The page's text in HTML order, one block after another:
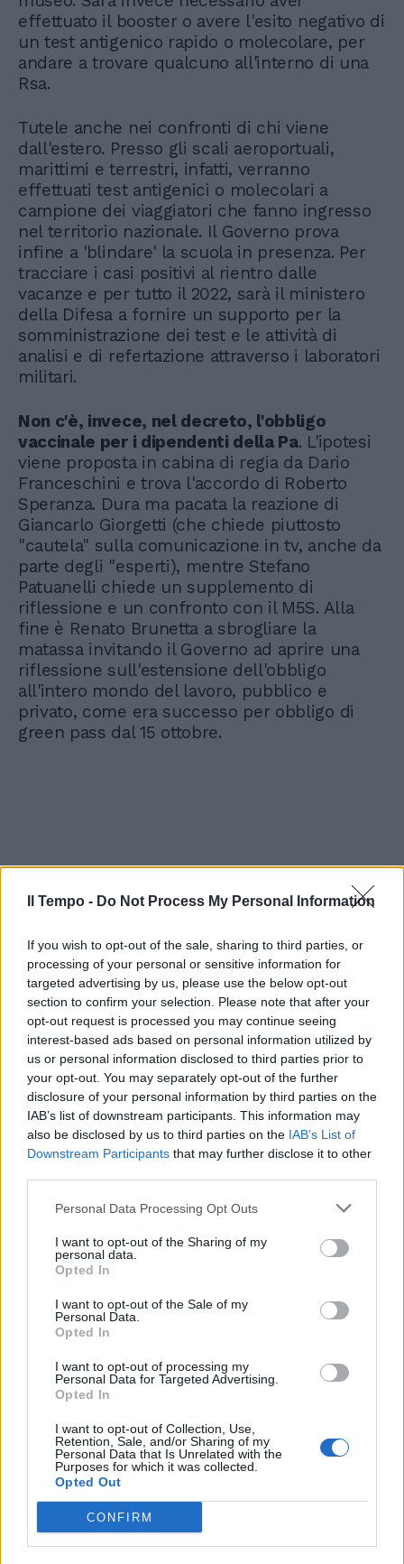
Il Tempo - Do Not Process My Personal Information
If you wish to opt-out of the sale, sharing to third parties, or
processing of your personal or sensitive information for
targeted advertising by us, please use the below opt-out
section to confirm your selection. Please note that after your
opt-out request is processed you may continue seeing
interest-based ads based on personal information utilized by
us or personal information disclosed to third parties prior to
your opt-out. You may separately opt-out of the further
disclosure of your personal information by third parties on the
IAB’s list of downstream participants. This information may
also be disclosed by us to third parties on the IAB’s List of
Downstream Participants that may further disclose it to other
Personal Data Processing Opt Outs
I want to opt-out of the Sharing of my
personal data.
Opted In
I want to opt-out of the Sale of my
Personal Data.
Opted In
I want to opt-out of processing my
Personal Data for Targeted Advertising.
Opted In
I want to opt-out of Collection, Use,
Retention, Sale, and/or Sharing of my
Personal Data that Is Unrelated with the
Purposes for which it was collected.
Opted Out
CONFIRM
effettuato il booster o avere l'esito negativo di
un test antigenico rapido o molecolare, per
andare a trovare qualcuno all'interno di una
Rsa.
Tutele anche nei confronti di chi viene
dall'estero. Presso gli scali aeroportuali,
marittimi e terrestri, infatti, verranno
effettuati test antigenici o molecolari a
campione dei viaggiatori che fanno ingresso
nel territorio nazionale. Il Governo prova
infine a 'blindare' la scuola in presenza. Per
tracciare i casi positivi al rientro dalle
vacanze e per tutto il 2022, sarà il ministero
della Difesa a fornire un supporto per la
somministrazione dei test e le attività di
analisi e di refertazione attraverso i laboratori
militari.
Non c'è, invece, nel decreto, l'obbligo
vaccinale per i dipendenti della Pa. L'ipotesi
viene proposta in cabina di regia da Dario
Franceschini e trova l'accordo di Roberto
Speranza. Dura ma pacata la reazione di
Giancarlo Giorgetti (che chiede piuttosto
"cautela" sulla comunicazione in tv, anche da
parte degli "esperti), mentre Stefano
Patuanelli chiede un supplemento di
riflessione e un confronto con il M5S. Alla
fine è Renato Brunetta a sbrogliare la
matassa invitando il Governo ad aprire una
riflessione sull'estensione dell'obbligo
all'intero mondo del lavoro, pubblico e
privato, come era successo per obbligo di
green pass dal 15 ottobre.